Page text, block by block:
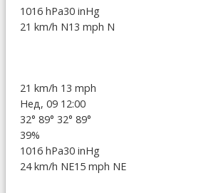
1016 hPa30 inHg
21 km/h N13 mph N
21 km/h 13 mph
Нед, 09 12:00
32° 89° 32° 89°
39%
1016 hPa30 inHg
24 km/h NE15 mph NE